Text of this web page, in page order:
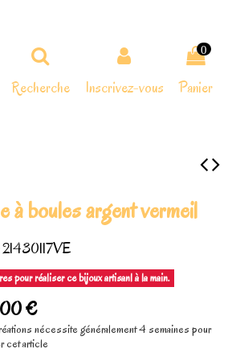
Recherche Inscrivez-vous
0
Panier
à boules argent vermeil
21430117VE
pour réaliser ce bijoux artisanl à la main.
€
nécessite généralement 4 semaines pour
cet article